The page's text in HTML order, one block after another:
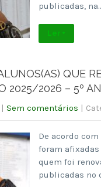
publicadas,
Ler +
QUE
2025/2026 – 5º
| Sem comentários |
De acordo
foram afixadas
quem foi
publicadas no